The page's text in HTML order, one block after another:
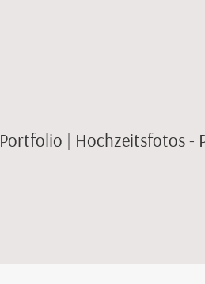
Portfolio Hochzeitsfotos -